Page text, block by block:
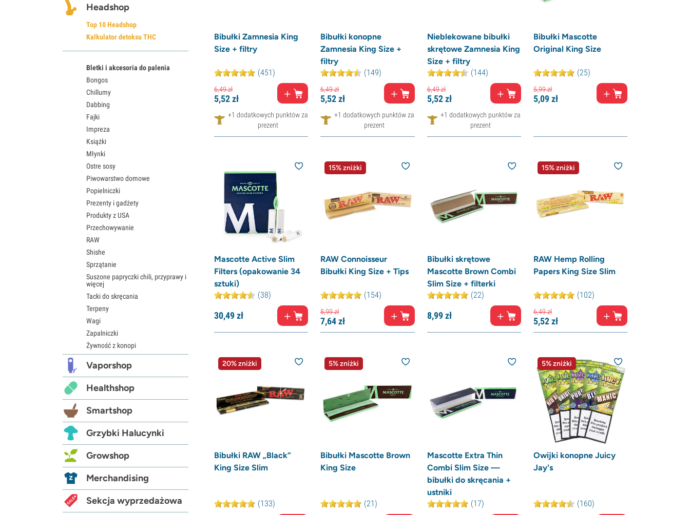
Bibułki Zamnesia King
Size + filtry
(451)
6,49zł
5,52zł
+1 dodatkowych punktów za
prezent
Bibułki konopne
Zamnesia King Size +
filtry
(149)
6,49zł
5,52zł
+1 dodatkowych punktów za
prezent
Nieblekowane bibułki
skrętowe Zamnesia King
Size + filtry
(144)
6,49zł
5,52zł
+1 dodatkowych punktów za
prezent
Bibułki Mascotte
Original King Size
(25)
5,99zł
5,09zł
Mascotte Active Slim
Filters (opakowanie 34
sztuki)
(38)
30,49zł
15% zniżki
RAW Connoisseur
Bibułki King Size + Tips
(154)
8,99zł
7,64zł
Bibułki skrętowe
Mascotte Brown Combi
Slim Size + filterki
(22)
8,99zł
15% zniżki
RAW Hemp Rolling
Papers King Size Slim
(102)
6,49zł
5,52zł
20% zniżki
Bibułki RAW „Black”
King Size Slim
(133)
5% zniżki
Bibułki Mascotte Brown
King Size
(21)
Mascotte Extra Thin
Combi Slim Size —
bibułki do skręcania +
ustniki
(17)
5% zniżki
Owijki konopne Juicy
Jay's
(160)
Filtr hybrydowy (4)
(1)
Jilter (3)
Bosu (1)
King Palm (6)
Maskotka
Medusafilters
(3)
Purize (3)
Royal Queen Seeds
Palenie (14)
Tyson 2.0 (2)
The Bulldog
Vibes (11)
Zamnesia (11)
Różne (3)
Headshop
Top 10 Headshop
Kalkulator detoksu THC
Bletki i akcesoria do palenia
Bongos
Chillumy
Dabbing
Fajki
Impreza
Książki
Młynki
Ostre sosy
Piwowarstwo domowe
Popielniczki
Prezenty i gadżety
Produkty z USA
Przechowywanie
RAW
Shishe
Sprzątanie
Suszone papryczki chili, przyprawy i
więcej
Tacki do skręcania
Terpeny
Wagi
Zapalniczki
Żywność z konopi
Vaporshop
Healthshop
Smartshop
Grzybki Halucynki
Growshop
Merchandising
Sekcja wyprzedażowa